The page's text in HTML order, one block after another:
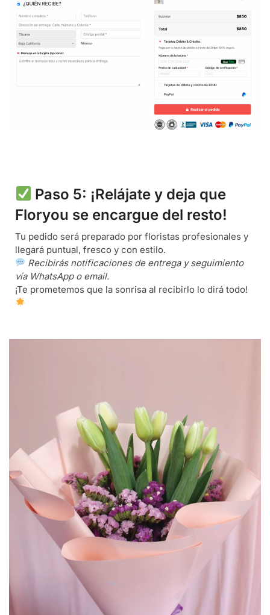
Paso 5: ¡Relájate y deja que
Floryou se encargue del resto!
Tu pedido será preparado por floristas profesionales y
llegará puntual, fresco y con estilo.
Recibirás notificaciones de entrega y seguimiento
vía WhatsApp o email.
¡Te prometemos que la sonrisa al recibirlo lo dirá todo!